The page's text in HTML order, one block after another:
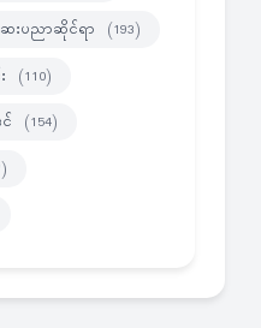
းပညာဆိုင်ရာ (193)
(110)
(154)